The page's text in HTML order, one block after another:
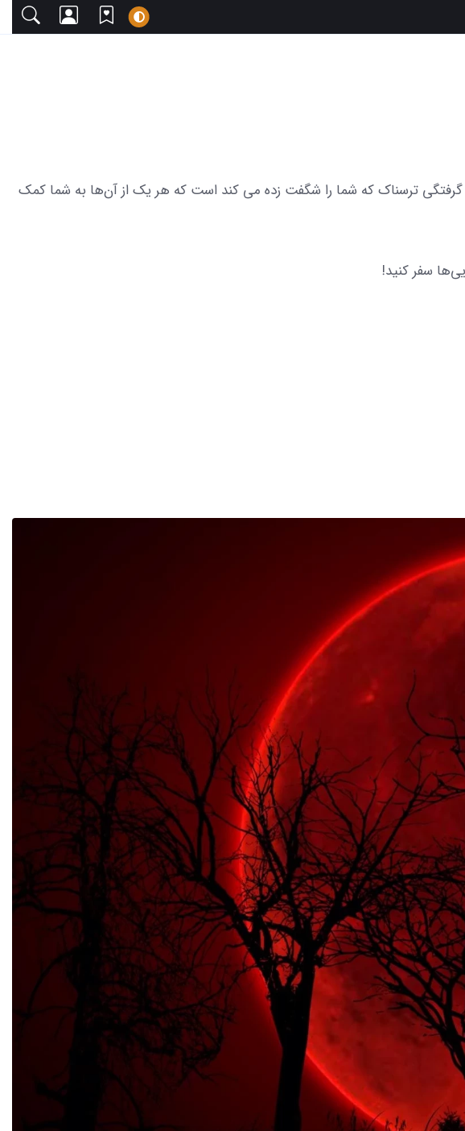
مجموعه‌ای از عکس‌های متنوع و زیبا دعوت می‌کنیم. این مجموعه شامل 23 عکس ماه گرفتگی ترسناک که شما را شگفت زده می کند است که هر یک از آن‌ها به شما کمک
سفر کنید!